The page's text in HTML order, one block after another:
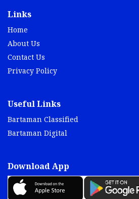
Links
Home
About Us
Contact Us
Privacy Policy
Useful Links
Bartaman Classified
Bartaman Digital
Download App